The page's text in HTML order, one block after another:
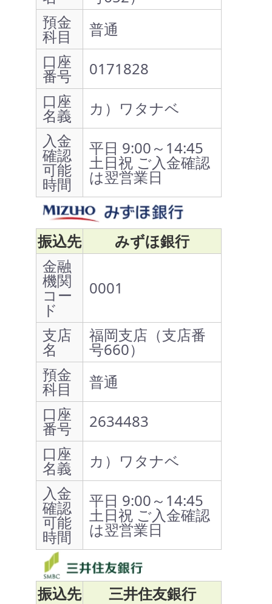
預金
科目
普通
口座
番号
0171828
口座
名義
カ）ワタナベ
入金
確認
可能
時間
平日 9:00～14:45
土日祝 ご入金確認
は翌営業日
振込先
みずほ銀行
金融
機関
コー
ド
0001
支店
名
福岡支店（支店番
号660）
預金
科目
普通
口座
番号
2634483
口座
名義
カ）ワタナベ
入金
確認
可能
時間
平日 9:00～14:45
土日祝 ご入金確認
は翌営業日
振込先
三井住友銀行